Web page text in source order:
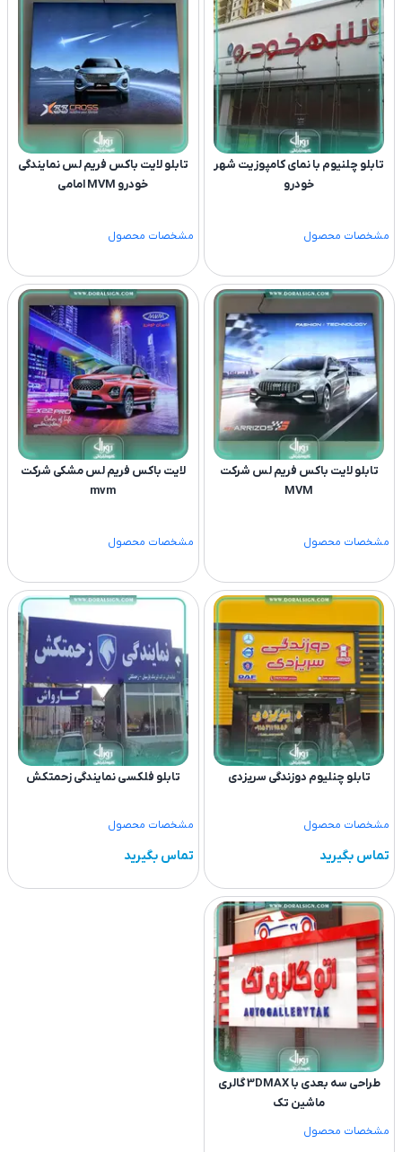
تابلو چلنیوم با نمای کامپوزیت شهر
خودرو
مشخصات محصول
تابلو لایت باکس فریم لس نمایندگی
خودرو MVM امامی
مشخصات محصول
تابلو لایت باکس فریم لس شرکت
MVM
مشخصات محصول
لایت باکس فریم لس مشکی شرکت
mvm
مشخصات محصول
تابلو چنلیوم دوزندگی سریزدی
مشخصات محصول
تماس بگیرید
تابلو فلکسی نمایندگی زحمتکش
مشخصات محصول
تماس بگیرید
طراحی سه بعدی با 3DMAX گالری
ماشین تک
مشخصات محصول